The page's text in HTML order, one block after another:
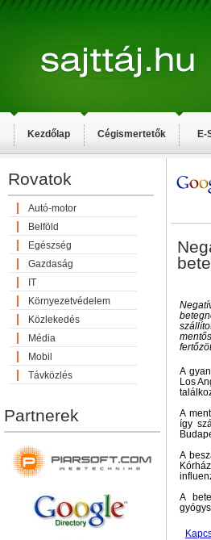
Kezdőlap Cégismertetők E-
Rovatok
Autó-motor
Belföld
Egészség
Gazdaság
IT
Környezetvédelem
Közlekedés
Média
Mobil
Távközlés
Partnerek
A
Los
A
így
A
A